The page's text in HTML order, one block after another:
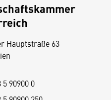
Hauptstraße 63
5 90900 0